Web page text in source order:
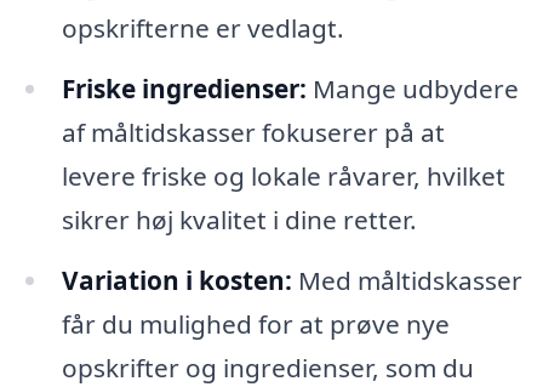
opskrifterne er vedlagt.
Friske ingredienser: Mange udbydere
af måltidskasser fokuserer på at
levere friske og lokale råvarer, hvilket
sikrer høj kvalitet i dine retter.
Variation i kosten: Med måltidskasser
får du mulighed for at prøve nye
opskrifter og ingredienser, som du